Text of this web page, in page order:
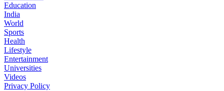
Education
India
World
Sports
Health
Lifestyle
Entertainment
Universities
Videos
Privacy Policy